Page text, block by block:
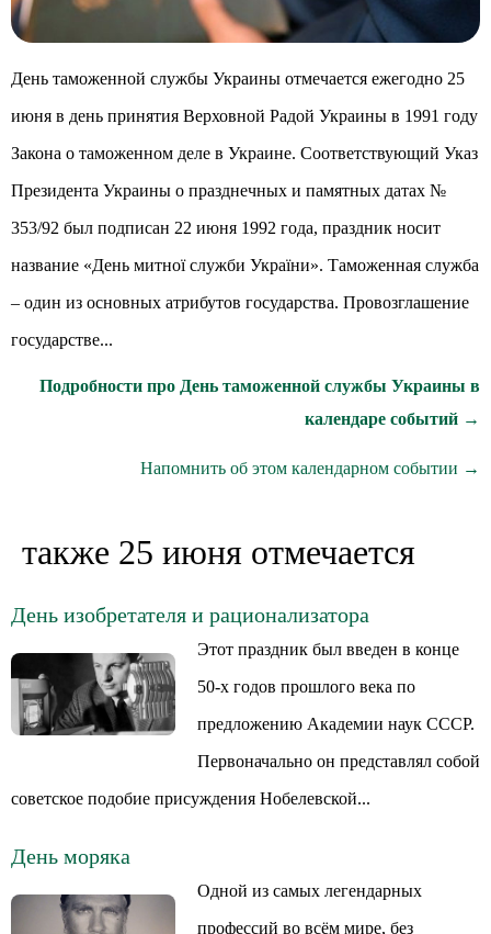
День таможенной службы Украины отмечается ежегодно 25
июня в день принятия Верховной Радой Украины в 1991 году
Закона о таможенном деле в Украине. Соответствующий Указ
Президента Украины о празднечных и памятных датах №
353/92 был подписан 22 июня 1992 года, праздник носит
название «День митної служби України». Таможенная служба
– один из основных атрибутов государства. Провозглашение
государстве...
Подробности про День таможенной службы Украины в
календаре событий →
Напомнить об этом календарном событии →
также 25 июня отмечается
День изобретателя и рационализатора
Этот праздник был введен в конце
50-х годов прошлого века по
предложению Академии наук СССР.
Первоначально он представлял собой
советское подобие присуждения Нобелевской...
День моряка
Одной из самых легендарных
профессий во всём мире, без